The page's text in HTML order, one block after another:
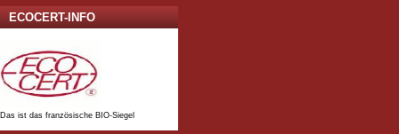
ECOCERT-INFO
Das ist das französische BIO-Siegel